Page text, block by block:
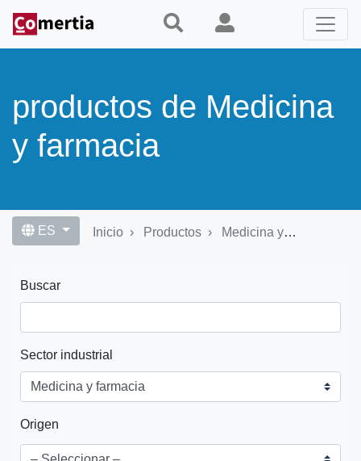
contenido
productos de Medicina
y farmacia
ES Inicio Productos Medicina y farmacia
Buscar
Sector industrial
Origen